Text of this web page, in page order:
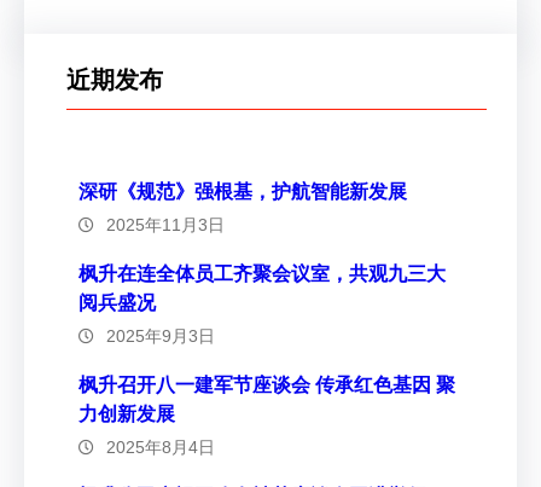
近期发布
深研《规范》强根基，护航智能新发展
2025年11月3日
枫升在连全体员工齐聚会议室，共观九三大
阅兵盛况
2025年9月3日
枫升召开八一建军节座谈会 传承红色基因 聚
力创新发展
2025年8月4日